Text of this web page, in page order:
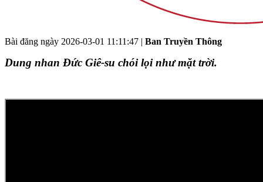
Bài đăng ngày 2026-03-01 11:11:47 | Ban Truyền Thông
Dung nhan Đức Giê-su chói lọi như mặt trời.